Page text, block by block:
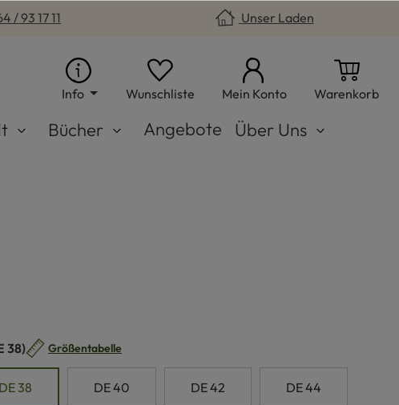
/ 93 17 11 Unser Laden
Info Wunschliste Du hast 0 Produkte auf dem
Mein Konto Warenkorb
Bücher Angebote Über Uns
38) Größentabelle
nicht verfügbar.)
DE 38 DE 40 DE 42 DE 44